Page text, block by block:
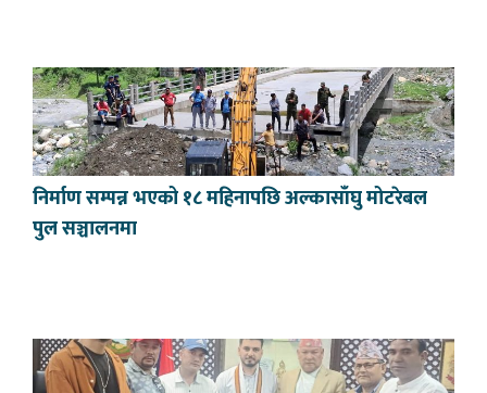
निर्माण सम्पन्न भएको १८ महिनापछि अल्कासाँघु मोटरेबल
पुल सञ्चालनमा